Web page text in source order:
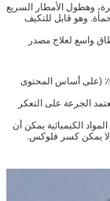
وهطول الأمطار السريع
وهو قابل للتكيف
واسع لعلاج مصدر
1. عند استخدامها وحدها، يجب أن تضعف إلى تركيز 0.05٪ -0.5٪ (على أساس المحتوى
الجرعة على التعكر
الكيميائية يمكن أن
ولا يمكن كسر فلوكس.